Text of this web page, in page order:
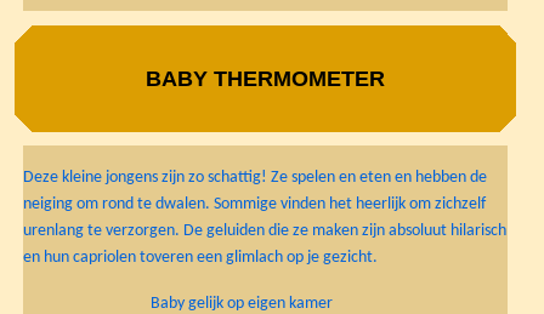
BABY THERMOMETER
Deze kleine jongens zijn zo schattig! Ze spelen en eten en hebben de
neiging om rond te dwalen. Sommige vinden het heerlijk om zichzelf
urenlang te verzorgen. De geluiden die ze maken zijn absoluut hilarisch
en hun capriolen toveren een glimlach op je gezicht.
Baby gelijk op eigen kamer